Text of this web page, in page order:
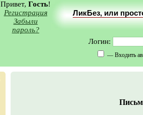
Привет, Гость!
Регистрация
Забыли
пароль?
ЛикБез, или
Логин:
— Входить